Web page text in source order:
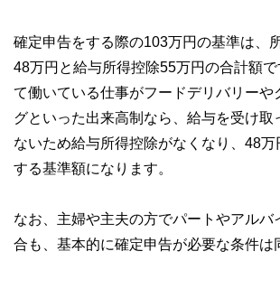
確定申告をする際の103万円の基準は、
48万円と給与所得控除55万円の合計額で
て働いている仕事がフードデリバリーや
グといった出来高制なら、給与を受け取
ないため給与所得控除がなくなり、48万
する基準額になります。
なお、主婦や主夫の方でパートやアルバ
合も、基本的に確定申告が必要な条件は